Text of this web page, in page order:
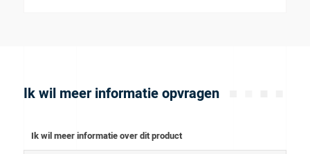
Ik wil meer informatie opvragen
Ik wil meer informatie over dit product